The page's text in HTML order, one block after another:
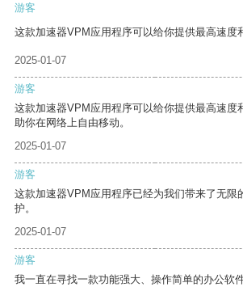
游客
这款加速器VPM应用程序可以给你提供最高速度
2025-01-07
游客
这款加速器VPM应用程序可以给你提供最高速度
助你在网络上自由移动。
2025-01-07
游客
这款加速器VPM应用程序已经为我们带来了无限
护。
2025-01-07
游客
我一直在寻找一款功能强大、操作简单的办公软